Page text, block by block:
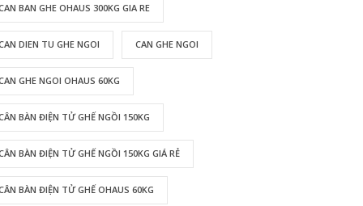
BAN GHE OHAUS 300KG GIA RE
DIEN TU GHE NGOI CAN GHE NGOI
GHE NGOI OHAUS 60KG
BÀN ĐIỆN TỬ GHẾ NGỒI 150KG
BÀN ĐIỆN TỬ GHẾ NGỒI 150KG GIÁ RẺ
BÀN ĐIỆN TỬ GHẾ OHAUS 60KG